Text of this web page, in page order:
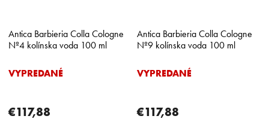
Antica Barbieria Colla Cologne
Nº4 kolínska voda 100 ml
VYPREDANÉ
€117,88
Antica Barbieria Colla Cologne
Nº9 kolínska voda 100 ml
VYPREDANÉ
€117,88